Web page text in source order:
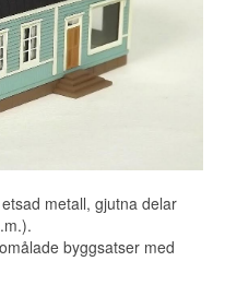
metall, gjutna delar
byggsatser med